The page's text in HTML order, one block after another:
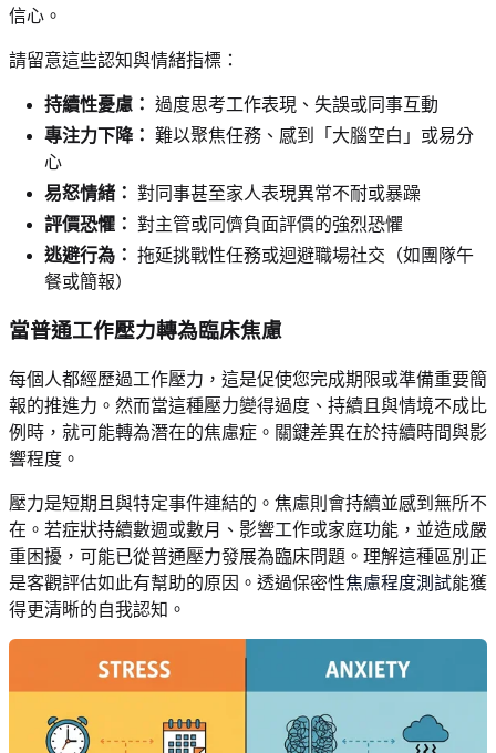
信心。
請留意這些認知與情緒指標：
持續性憂慮： 過度思考工作表現、失誤或同事互動
專注力下降： 難以聚焦任務、感到「大腦空白」或易分
心
易怒情緒： 對同事甚至家人表現異常不耐或暴躁
評價恐懼： 對主管或同儕負面評價的強烈恐懼
逃避行為： 拖延挑戰性任務或迴避職場社交（如團隊午
餐或簡報）
當普通工作壓力轉為臨床焦慮
每個人都經歷過工作壓力，這是促使您完成期限或準備重要簡
報的推進力。然而當這種壓力變得過度、持續且與情境不成比
例時，就可能轉為潛在的焦慮症。關鍵差異在於持續時間與影
響程度。
壓力是短期且與特定事件連結的。焦慮則會持續並感到無所不
在。若症狀持續數週或數月、影響工作或家庭功能，並造成嚴
重困擾，可能已從普通壓力發展為臨床問題。理解這種區別正
是客觀評估如此有幫助的原因。透過保密性焦慮程度測試能獲
得更清晰的自我認知。